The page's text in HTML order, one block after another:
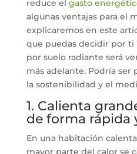
reduce el gasto
algunas ventajas para el
explicaremos en este
que puedas decidir por ti
por suelo radiante será
más adelante. Podría ser
la sostenibilidad y el
1. Calienta
de forma rápida
En una habitación
mayor parte del calor se